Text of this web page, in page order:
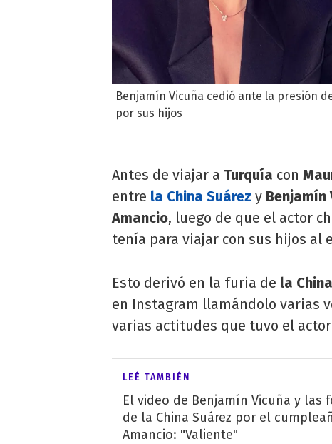
Benjamín Vicuña cedió ante la presión
por sus hijos
Antes de viajar a Turquía con
entre la China Suárez y Benjamín
Amancio, luego de que el actor
tenía para viajar con sus hijos al
Esto derivó en la furia de la China
en Instagram llamándolo varias
varias actitudes que tuvo el
LEÉ TAMBIÉN
El video de Benjamín Vicuña y las
de la China Suárez por el
Amancio: "Valiente"